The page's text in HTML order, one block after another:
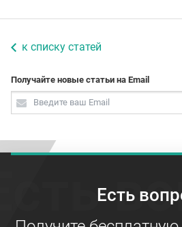
к списку статей
Получайте новые статьи на Email
Есть